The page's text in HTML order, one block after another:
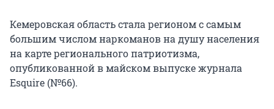
Кемеровская область стала регионом с самым
большим числом наркоманов на душу населения
на карте регионального патриотизма,
опубликованной в майском выпуске журнала
Esquire (№66).